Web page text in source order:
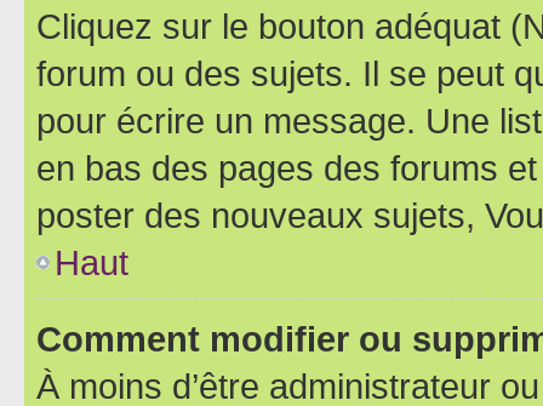
Cliquez sur le bouton adéquat
forum ou des sujets. Il se peut
pour écrire un message. Une
en bas des pages des forums
poster des nouveaux sujets,
Haut
Comment modifier ou
À moins d’être administrateur